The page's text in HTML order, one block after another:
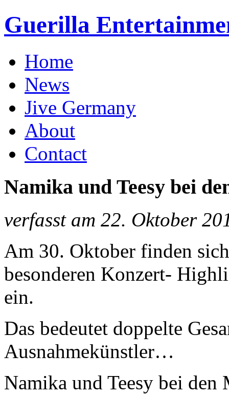
Guerilla
Home
News
Jive Germany
About
Contact
Namika und Teesy bei
verfasst am 22. Oktober
Am 30. Oktober finden
besonderen Konzert-
ein.
Das bedeutet doppelte
Ausnahmekünstler…
Namika und Teesy bei